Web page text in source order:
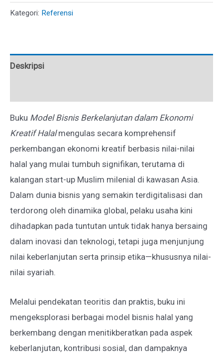
BERKELANJUTAN
KREATIF
HALAL
Kategori: Referensi
Deskripsi
Buku Model Bisnis Berkelanjutan dalam Ekonomi
Kreatif Halalmengulas secara komprehensif
perkembangan ekonomi kreatif berbasis nilai-nilai
halal yang mulai tumbuh signifikan, terutama di
kalangan start-up Muslim milenial di kawasan Asia.
Dalam dunia bisnis yang semakin terdigitalisasi dan
terdorong oleh dinamika global, pelaku usaha kini
dihadapkan pada tuntutan untuk tidak hanya bersaing
dalam inovasi dan teknologi, tetapi juga menjunjung
nilai keberlanjutan serta prinsip etika—khususnya nilai-
nilai syariah.
Melalui pendekatan teoritis dan praktis, buku ini
mengeksplorasi berbagai model bisnis halal yang
berkembang dengan menitikberatkan pada aspek
keberlanjutan, kontribusi sosial, dan dampaknya